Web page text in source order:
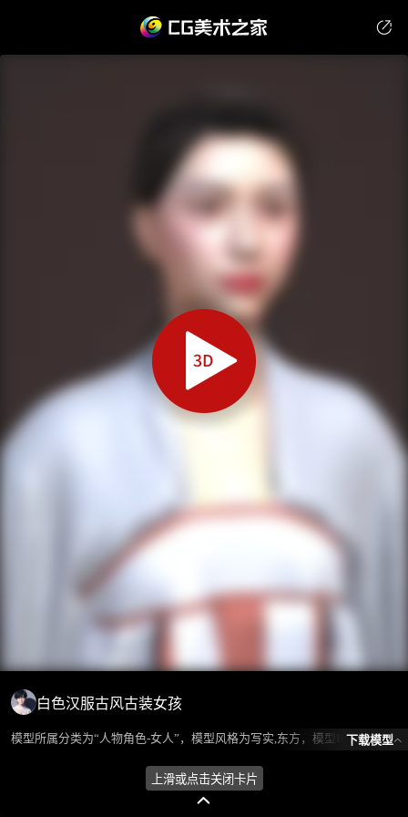
白色汉服古风古装女孩
模型所属分类为“人物角色-女人”，模型风格为写实,东方，模型ID为102397，本模型由设计师 ℒℴѵℯ蓝色的梦এ⁵²º᭄এ 在2024-10-08 09:47:31上传，含.fbx，.gltf相关源文件下载格式，点数为139218，面数为249941，材质数为13，贴图数为7，CG美术之家持续为您更新与数字孪生、影视动画和游戏VR等相关优质资源。
下载模型
上滑或点击关闭卡片